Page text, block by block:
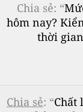
Chia sẻ: “
hôm nay?
thời
Chia sẻ: “Chất